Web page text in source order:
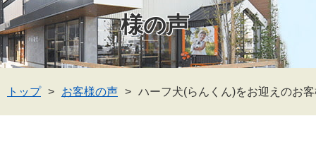
様の声
トップ お客様の声 ハーフ犬(らんくん)をお迎えのお